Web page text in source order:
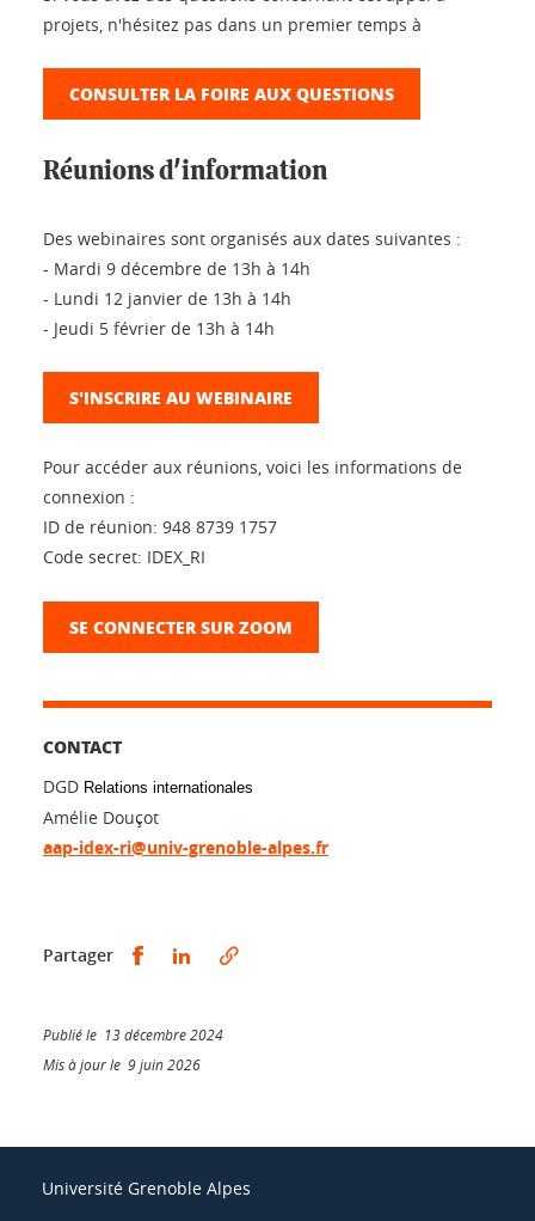
projets, n'hésitez pas dans un premier temps à
CONSULTER LA FOIRE AUX QUESTIONS
Réunions d'information
Des webinaires sont organisés aux dates suivantes :
- Mardi 9 décembre de 13h à 14h
- Lundi 12 janvier de 13h à 14h
- Jeudi 5 février de 13h à 14h
S'INSCRIRE AU WEBINAIRE
Pour accéder aux réunions, voici les informations de
connexion :
ID de réunion: 948 8739 1757
Code secret: IDEX_RI
SE CONNECTER SUR ZOOM
CONTACT
DGD Relations internationales
Amélie Douçot
aap-idex-ri@univ-grenoble-alpes.fr
Partager Partager sur Facebook
Partager sur LinkedIn
Publié le 13 décembre 2024
Mis à jour le 9 juin 2026
Université Grenoble Alpes